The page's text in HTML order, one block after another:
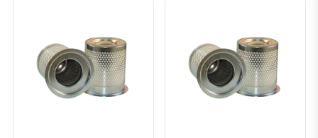
Быстрый просмотрДобавить к сравнению
Добавить в избранное Быстрый просмотрДобавить к сравнению
Добавить в избранное